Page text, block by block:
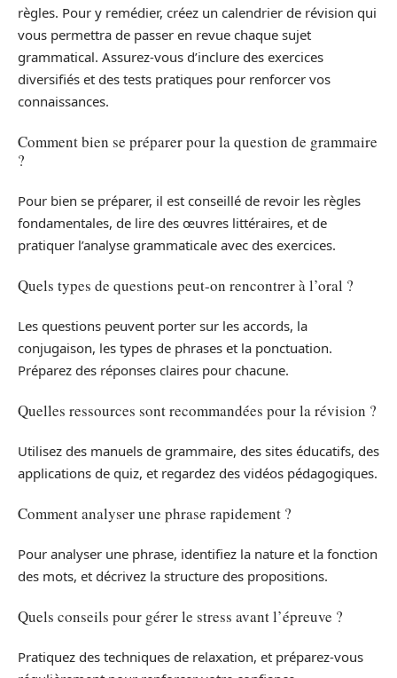
règles. Pour y remédier, créez un calendrier de révision qui
vous permettra de passer en revue chaque sujet
grammatical. Assurez-vous d’inclure des exercices
diversifiés et des tests pratiques pour renforcer vos
connaissances.
Comment bien se préparer pour la question de grammaire
?
Pour bien se préparer, il est conseillé de revoir les règles
fondamentales, de lire des œuvres littéraires, et de
pratiquer l’analyse grammaticale avec des exercices.
Quels types de questions peut-on rencontrer à l’oral ?
Les questions peuvent porter sur les accords, la
conjugaison, les types de phrases et la ponctuation.
Préparez des réponses claires pour chacune.
Quelles ressources sont recommandées pour la révision ?
Utilisez des manuels de grammaire, des sites éducatifs, des
applications de quiz, et regardez des vidéos pédagogiques.
Comment analyser une phrase rapidement ?
Pour analyser une phrase, identifiez la nature et la fonction
des mots, et décrivez la structure des propositions.
Quels conseils pour gérer le stress avant l’épreuve ?
Pratiquez des techniques de relaxation, et préparez-vous